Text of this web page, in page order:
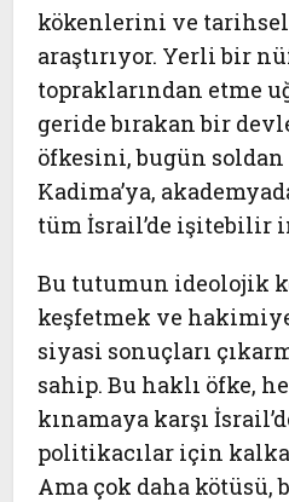
kökenlerini ve
araştırıyor. Yerli bir
topraklarından etme
geride bırakan bir
öfkesini, bugün soldan
Kadima’ya,
tüm İsrail’de işitebilir
Bu tutumun ideolojik
keşfetmek ve
siyasi sonuçları
sahip. Bu haklı öfke,
kınamaya karşı
politikacılar için
Ama çok daha kötüsü,